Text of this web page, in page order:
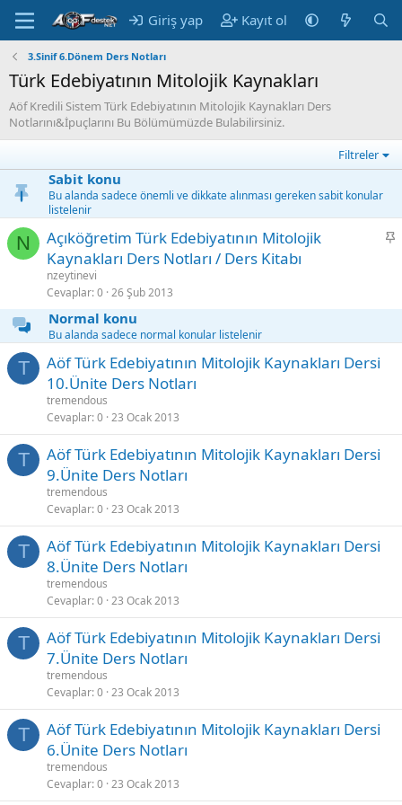
Giriş yap Kayıt ol
3.Sinif 6.Dönem Ders Notları
Türk Edebiyatının Mitolojik Kaynakları
Aöf Kredili Sistem Türk Edebiyatının Mitolojik Kaynakları Ders
Notlarını&İpuçlarını Bu Bölümümüzde Bulabilirsiniz.
Filtreler
Sabit konu
Bu alanda sadece önemli ve dikkate alınması gereken sabit konular
listelenir
N
S
Açıköğretim Türk Edebiyatının Mitolojik
Kaynakları Ders Notları / Ders Kitabı
nzeytinevi
Cevaplar 0 26 Şub 2013
Normal konu
Bu alanda sadece normal konular listelenir
T
Aöf Türk Edebiyatının Mitolojik Kaynakları Dersi
10.Ünite Ders Notları
tremendous
Cevaplar 0 23 Ocak 2013
T
Aöf Türk Edebiyatının Mitolojik Kaynakları Dersi
9.Ünite Ders Notları
tremendous
Cevaplar 0 23 Ocak 2013
T
Aöf Türk Edebiyatının Mitolojik Kaynakları Dersi
8.Ünite Ders Notları
tremendous
Cevaplar 0 23 Ocak 2013
T
Aöf Türk Edebiyatının Mitolojik Kaynakları Dersi
7.Ünite Ders Notları
tremendous
Cevaplar 0 23 Ocak 2013
T
Aöf Türk Edebiyatının Mitolojik Kaynakları Dersi
6.Ünite Ders Notları
tremendous
Cevaplar 0 23 Ocak 2013